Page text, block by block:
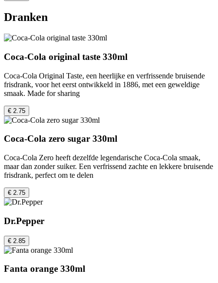
Dranken
Coca-Cola original taste 330ml
Coca-Cola Original Taste, een heerlijke en verfrissende bruisende
frisdrank, voor het eerst ontwikkeld in 1886, met een geweldige
smaak. Made for sharing
€ 2.75
Coca-Cola zero sugar 330ml
Coca-Cola Zero heeft dezelfde legendarische Coca-Cola smaak,
maar dan zonder suiker. Een verfrissend zachte en lekkere bruisende
frisdrank, perfect om te delen
€ 2.75
Dr.Pepper
€ 2.85
Fanta orange 330ml